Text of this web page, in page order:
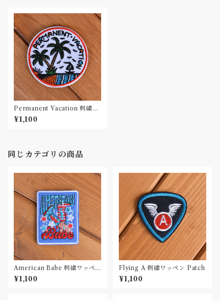
Permanent Vacation 刺繍ワ
ッペン Patch
¥1,100
同じカテゴリの商品
American Babe 刺繍ワッペ
ン Patch
¥1,100
Flying A 刺繍ワッペン Patch
¥1,100